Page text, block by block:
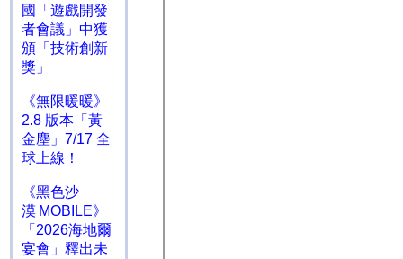
國「遊戲開發
者會議」中獲
頒「技術創新
獎」
《無限暖暖》
2.8 版本「黃
金塵」7/17 全
球上線！
《黑色沙
漠 MOBILE》
「2026海地爾
宴會」釋出未